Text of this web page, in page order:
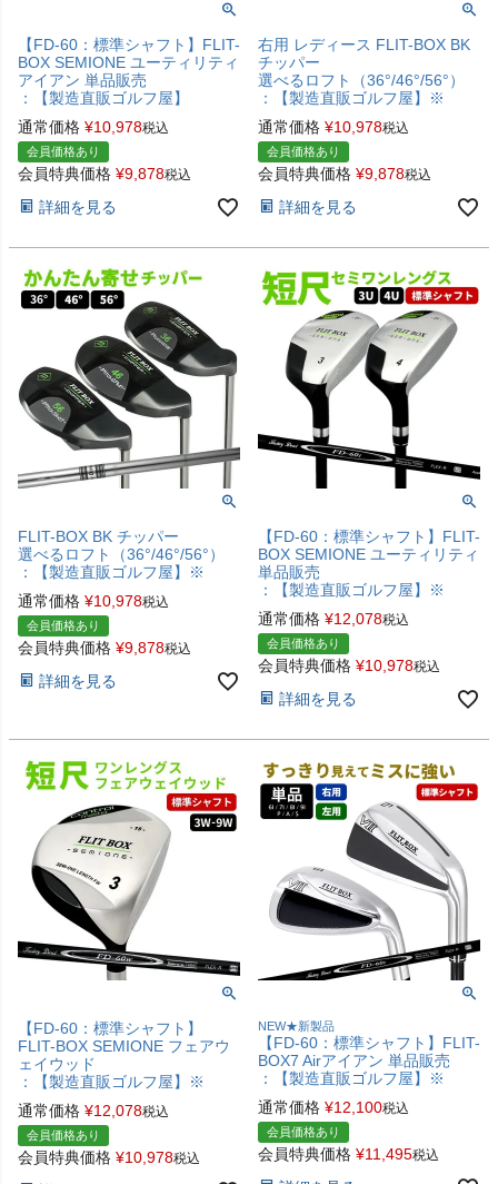
【FD-60：標準シャフト】FLIT-
BOX SEMIONE ユーティリティ
アイアン 単品販売
：【製造直販ゴルフ屋】
通常価格 ¥10,978税込
会員価格あり
会員特典価格 ¥9,878税込
詳細を見る
右用 レディース FLIT-BOX BK
チッパー
選べるロフト（36°/46°/56°）
：【製造直販ゴルフ屋】※
通常価格 ¥10,978税込
会員価格あり
会員特典価格 ¥9,878税込
詳細を見る
FLIT-BOX BK チッパー
選べるロフト（36°/46°/56°）
：【製造直販ゴルフ屋】※
通常価格 ¥10,978税込
会員価格あり
会員特典価格 ¥9,878税込
詳細を見る
【FD-60：標準シャフト】FLIT-
BOX SEMIONE ユーティリティ
単品販売
：【製造直販ゴルフ屋】※
通常価格 ¥12,078税込
会員価格あり
会員特典価格 ¥10,978税込
詳細を見る
【FD-60：標準シャフト】
FLIT-BOX SEMIONE フェアウ
ェイウッド
：【製造直販ゴルフ屋】※
通常価格 ¥12,078税込
会員価格あり
会員特典価格 ¥10,978税込
NEW★新製品
【FD-60：標準シャフト】FLIT-
BOX7 Airアイアン 単品販売
：【製造直販ゴルフ屋】※
通常価格 ¥12,100税込
会員価格あり
会員特典価格 ¥11,495税込